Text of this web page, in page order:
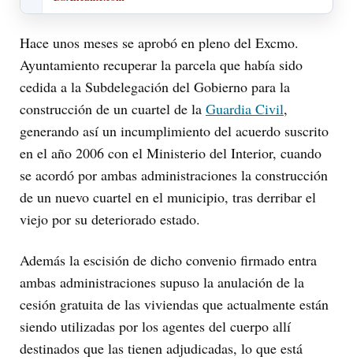
Hace unos meses se aprobó en pleno del Excmo.
Ayuntamiento recuperar la parcela que había sido
cedida a la Subdelegación del Gobierno para la
construcción de un cuartel de la Guardia Civil,
generando así un incumplimiento del acuerdo suscrito
en el año 2006 con el Ministerio del Interior, cuando
se acordó por ambas administraciones la construcción
de un nuevo cuartel en el municipio, tras derribar el
viejo por su deteriorado estado.
Además la escisión de dicho convenio firmado entra
ambas administraciones supuso la anulación de la
cesión gratuita de las viviendas que actualmente están
siendo utilizadas por los agentes del cuerpo allí
destinados que las tienen adjudicadas, lo que está